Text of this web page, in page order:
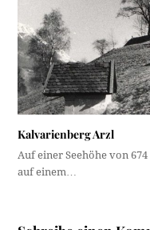
Kalvarienberg Arzl
Auf einer Seehöhe von
auf einem…